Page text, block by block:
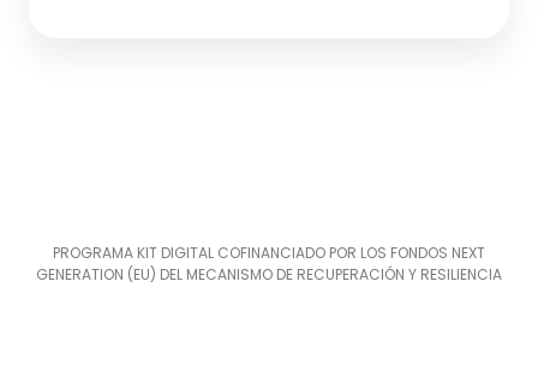
PROGRAMA KIT DIGITAL COFINANCIADO POR LOS FONDOS NEXT
GENERATION (EU) DEL MECANISMO DE RECUPERACIÓN Y RESILIENCIA